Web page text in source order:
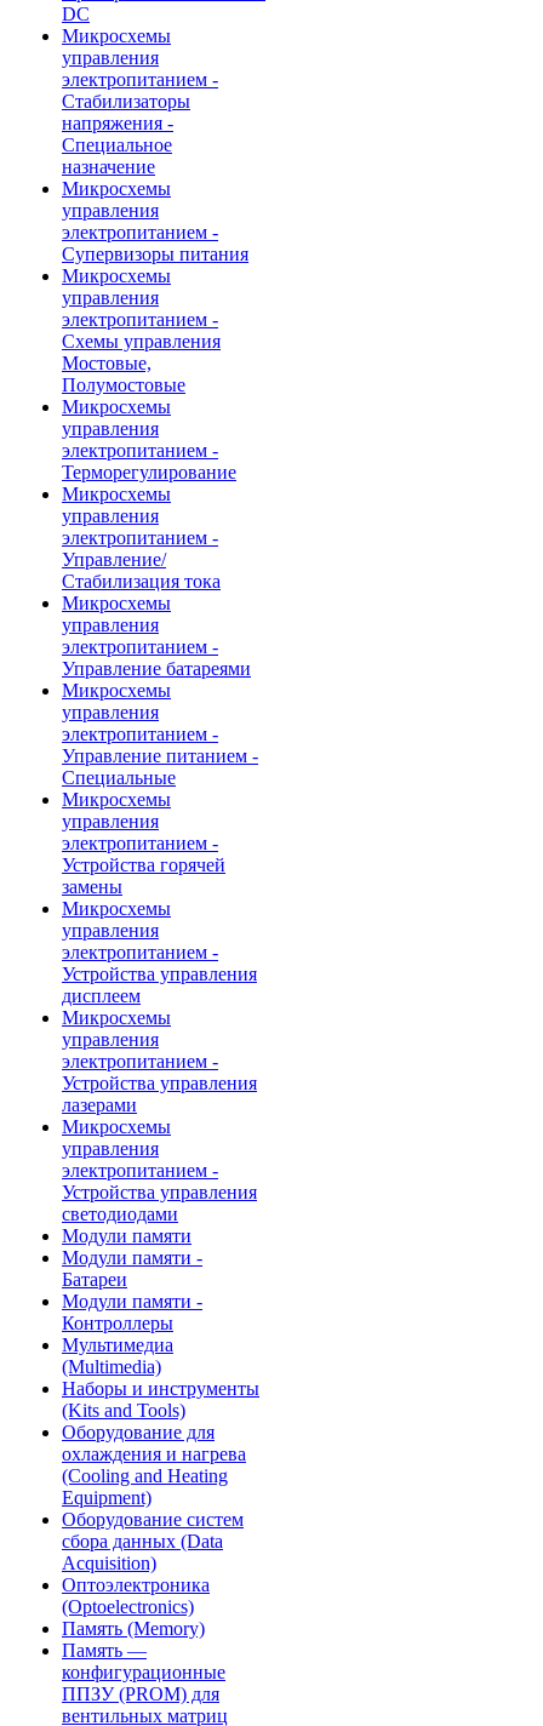
DC
Микросхемы
управления
электропитанием -
Стабилизаторы
напряжения -
Специальное
назначение
Микросхемы
управления
электропитанием -
Супервизоры питания
Микросхемы
управления
электропитанием -
Схемы управления
Мостовые,
Полумостовые
Микросхемы
управления
электропитанием -
Терморегулирование
Микросхемы
управления
электропитанием -
Управление/
Стабилизация тока
Микросхемы
управления
электропитанием -
Управление батареями
Микросхемы
управления
электропитанием -
Управление питанием -
Специальные
Микросхемы
управления
электропитанием -
Устройства горячей
замены
Микросхемы
управления
электропитанием -
Устройства управления
дисплеем
Микросхемы
управления
электропитанием -
Устройства управления
лазерами
Микросхемы
управления
электропитанием -
Устройства управления
светодиодами
Модули памяти
Модули памяти -
Батареи
Модули памяти -
Контроллеры
Мультимедиа
(Multimedia)
Наборы и инструменты
(Kits and Tools)
Оборудование для
охлаждения и нагрева
(Cooling and Heating
Equipment)
Оборудование систем
сбора данных (Data
Acquisition)
Оптоэлектроника
(Optoelectronics)
Память (Memory)
Память —
конфигурационные
ППЗУ (PROM) для
вентильных матриц